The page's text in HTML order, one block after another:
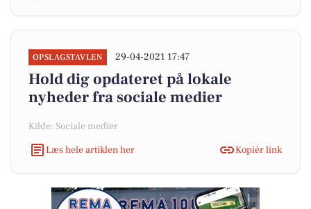
OPSLAGSTAVLEN 29-04-2021 17:47
Hold dig opdateret på lokale
nyheder fra sociale medier
Kilde: Sociale medier
Læs hele artiklen her
Kopiér link